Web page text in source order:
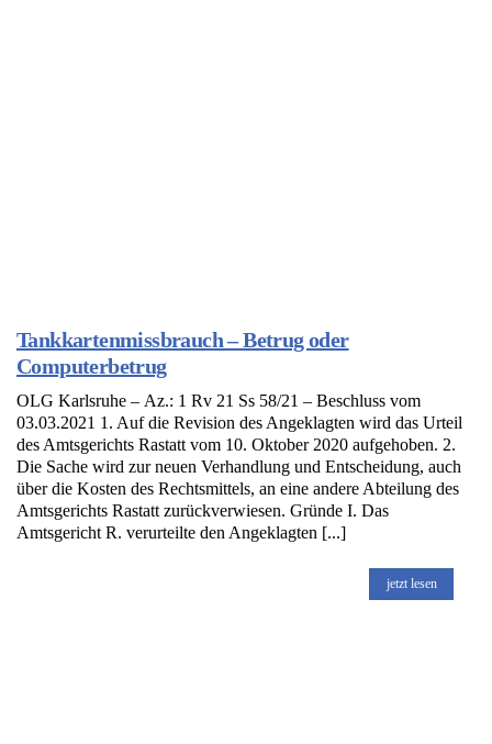
Tankkartenmissbrauch – Betrug oder
Computerbetrug
OLG Karlsruhe – Az.: 1 Rv 21 Ss 58/21 – Beschluss vom
03.03.2021 1. Auf die Revision des Angeklagten wird das Urteil
des Amtsgerichts Rastatt vom 10. Oktober 2020 aufgehoben. 2.
Die Sache wird zur neuen Verhandlung und Entscheidung, auch
über die Kosten des Rechtsmittels, an eine andere Abteilung des
Amtsgerichts Rastatt zurückverwiesen. Gründe I. Das
Amtsgericht R. verurteilte den Angeklagten [...]
jetzt lesen